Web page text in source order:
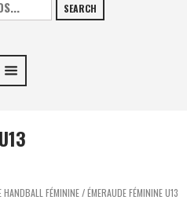
SEARCH
HANDBALL FÉMININE/ÉMERAUDE FÉMININE U13